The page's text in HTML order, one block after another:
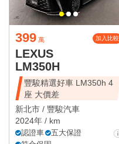
399 萬 加入比較
LEXUS
LM350H
豐駿精選好車 LM350h 4
座 大價差
新北市 / 豐駿汽車
2024年 / km
認證車
五大保證